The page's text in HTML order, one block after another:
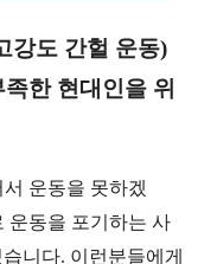
강도 간헐 운동)
한 현대인을 위
서 운동을 못하겠
운동을 포기하는 사
니다. 이런분들에게